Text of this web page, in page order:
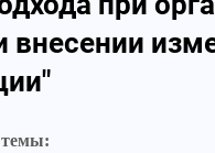
внесении
темы: